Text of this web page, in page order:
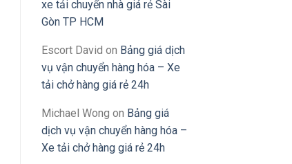
xe tải chuyển nhà giá rẻ Sài
Gòn TP HCM
Escort David on Bảng giá dịch
vụ vận chuyển hàng hóa – Xe
tải chở hàng giá rẻ 24h
Michael Wong on Bảng giá
dịch vụ vận chuyển hàng hóa –
Xe tải chở hàng giá rẻ 24h